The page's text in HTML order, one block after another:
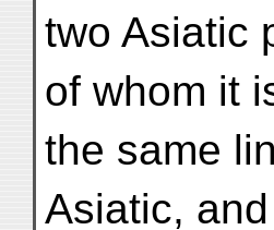
two Asiatic
of whom it
the same
Asiatic,